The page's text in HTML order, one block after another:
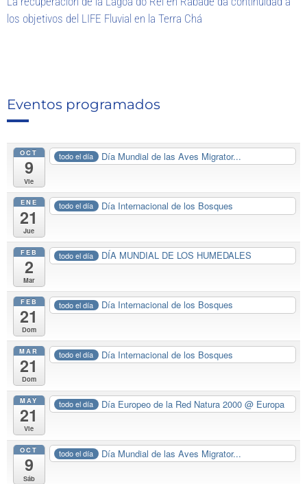
los objetivos del LIFE Fluvial en la Terra Chá
Eventos programados
OCT
9
Vie
todo el día Día Mundial de las Aves Migrator...
ENE
21
Jue
todo el día Día Internacional de los Bosques
FEB
2
Mar
todo el día DÍA MUNDIAL DE LOS HUMEDALES
FEB
21
Dom
todo el día Día Internacional de los Bosques
MAR
21
Dom
todo el día Día Internacional de los Bosques
MAY
21
Vie
todo el día Día Europeo de la Red Natura 2000@ Europa
OCT
9
Sáb
todo el día Día Mundial de las Aves Migrator...